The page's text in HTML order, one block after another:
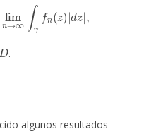
∫γ
D
.
algunos resultados